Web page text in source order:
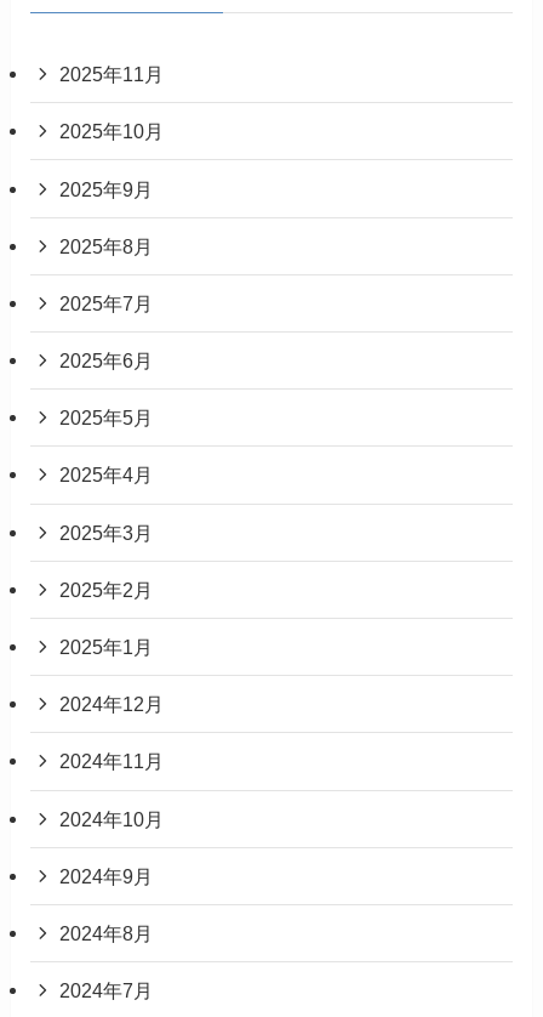
2025年11月
2025年10月
2025年9月
2025年8月
2025年7月
2025年6月
2025年5月
2025年4月
2025年3月
2025年2月
2025年1月
2024年12月
2024年11月
2024年10月
2024年9月
2024年8月
2024年7月